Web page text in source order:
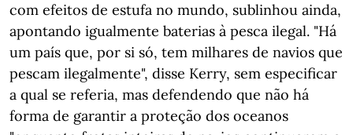
com efeitos de estufa no mundo, sublinhou ainda,
apontando igualmente baterias à pesca ilegal. "Há
um país que, por si só, tem milhares de navios que
pescam ilegalmente", disse Kerry, sem especificar
a qual se referia, mas defendendo que não há
forma de garantir a proteção dos oceanos